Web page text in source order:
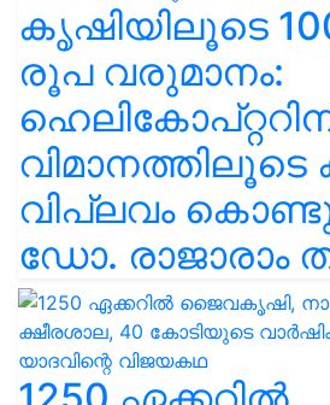
കൃഷിയിലൂടെ
രൂപ വരുമാനം:
വിമാനത്തിലൂടെ
വിപ്ലവം
ഡോ. രാജാരാം